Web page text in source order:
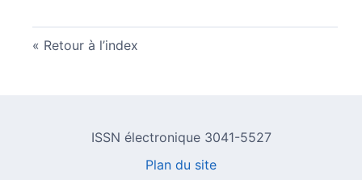
Retour à l’index
ISSN électronique 3041-5527
Plan du site